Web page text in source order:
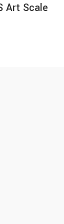
Art Scale